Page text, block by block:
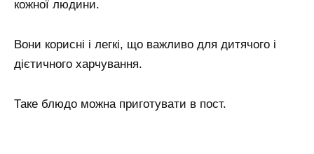
кожної людини.
Вони корисні і легкі, що важливо для дитячого і
дієтичного харчування.
Таке блюдо можна приготувати в пост.